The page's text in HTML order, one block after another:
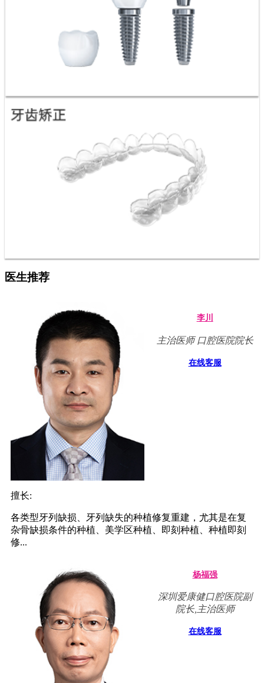
医生推荐
李川
主治医师 口腔医院院长
在线客服
擅长:
各类型牙列缺损、牙列缺失的种植修复重建，尤其是在复
杂骨缺损条件的种植、美学区种植、即刻种植、种植即刻
修...
杨福强
深圳爱康健口腔医院副
院长,主治医师
在线客服